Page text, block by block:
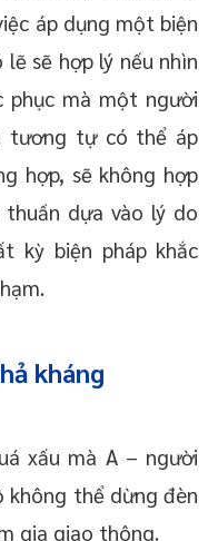
áp dụng một biện
lẽ sẽ hợp lý nếu nhìn
phục mà một người
tương tự có thể áp
hợp, sẽ không hợp
dựa vào lý do
kỳ biện pháp khắc
kháng
xấu mà A – người
thể dừng đèn
gia giao thông.